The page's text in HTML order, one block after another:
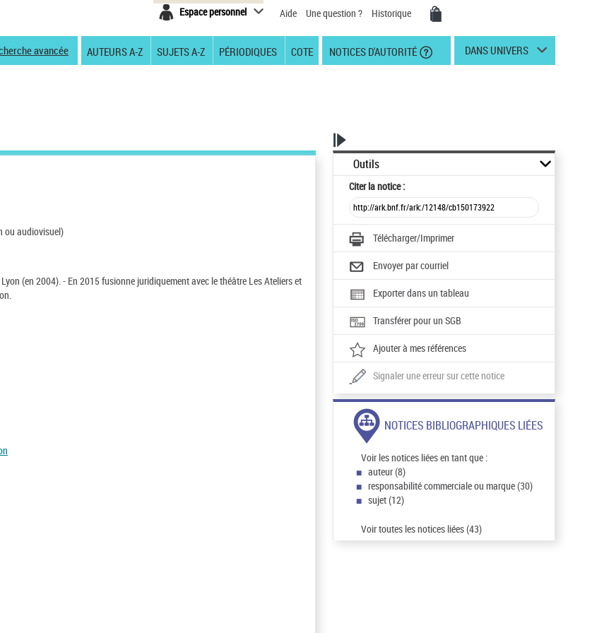
Espace personnel Aide Une question ? Historique
avancée AUTEURS A-Z SUJETS A-Z PÉRIODIQUES COTE NOTICES D'AUTORITÉ DANS UNIVERS
ou audiovisuel)
(en 2004). - En 2015 fusionne juridiquement avec le théâtre Les Ateliers et
Outils
Citerla notice :
Télécharger/Imprimer
Envoyer par courriel
Exporter dans un tableau
Transférer pour un SGB
Ajouter à mes références
Signaler une erreur sur cette notice
NOTICES BIBLIOGRAPHIQUES LIÉES
Voir les notices liées en tant que :
auteur (8)
responsabilité commerciale ou marque (30)
sujet (12)
Voir toutes les notices liées (43)